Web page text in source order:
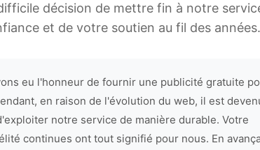
décision de mettre fin à notre
et de votre soutien au fil des années.
eu l'honneur de fournir une publicité gratuite
en raison de l'évolution du web, il est
notre service de manière durable. Votre
continues ont tout signifié pour nous. En